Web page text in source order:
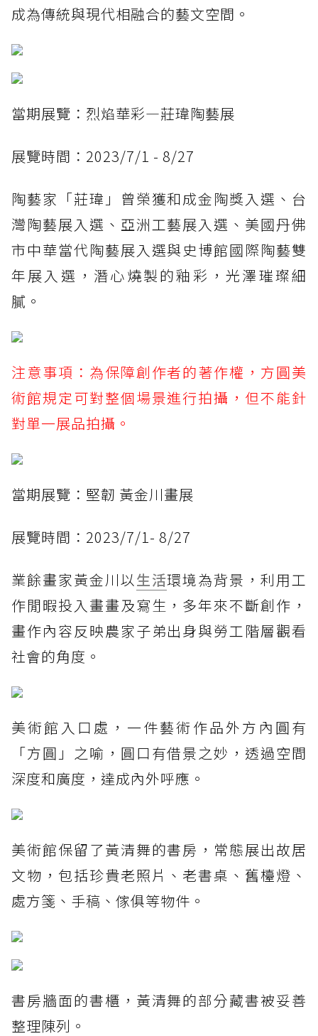
成為傳統與現代相融合的藝文空間。
當期展覽：烈焰華彩—莊瑋陶藝展
展覽時間：2023/7/1 - 8/27
陶藝家「莊瑋」曾榮獲和成金陶獎入選、台
灣陶藝展入選、亞洲工藝展入選、美國丹佛
市中華當代陶藝展入選與史博館國際陶藝雙
年展入選，潛心燒製的釉彩，光澤璀璨細
膩。
注意事項：為保障創作者的著作權，方圓美
術館規定可對整個場景進行拍攝，但不能針
對單一展品拍攝。
當期展覽：堅韌 黃金川畫展
展覽時間：2023/7/1- 8/27
業餘畫家黃金川以生活環境為背景，利用工
作閒暇投入畫畫及寫生，多年來不斷創作，
畫作內容反映農家子弟出身與勞工階層觀看
社會的角度。
美術館入口處，一件藝術作品外方內圓有
「方圓」之喻，圓口有借景之妙，透過空間
深度和廣度，達成內外呼應。
美術館保留了黃清舞的書房，常態展出故居
文物，包括珍貴老照片、老書桌、舊檯燈、
處方箋、手稿、傢俱等物件。
書房牆面的書櫃，黃清舞的部分藏書被妥善
整理陳列。